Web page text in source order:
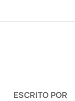
ESCRITO POR